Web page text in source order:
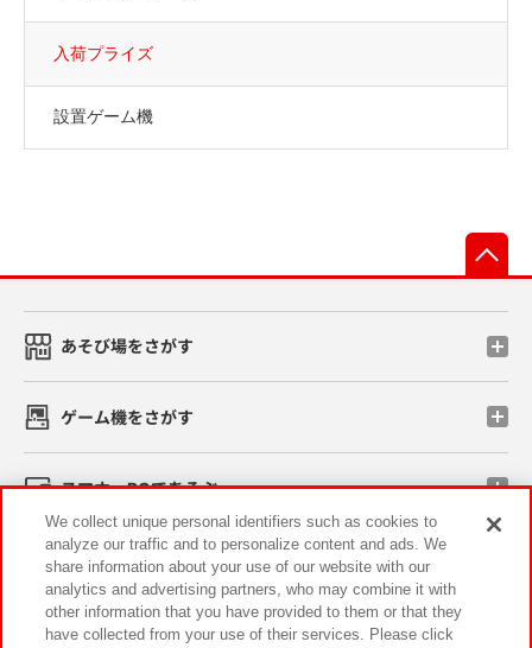
入荷プライズ
設置ゲーム機
あそび場をさがす
ゲーム機をさがす
スマホ・PCであそぶ
イベント・キャンペーン
We collect unique personal identifiers such as cookies to
analyze our traffic and to personalize content and ads. We
share information about your use of our website with our
analytics and advertising partners, who may combine it with
other information that you have provided to them or that they
have collected from your use of their services. Please click